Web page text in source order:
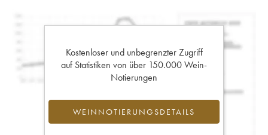
Kostenloser und unbegrenzter Zugriff
auf Statistiken von über 150.000 Wein-
Notierungen
WEINNOTIERUNGSDETAILS